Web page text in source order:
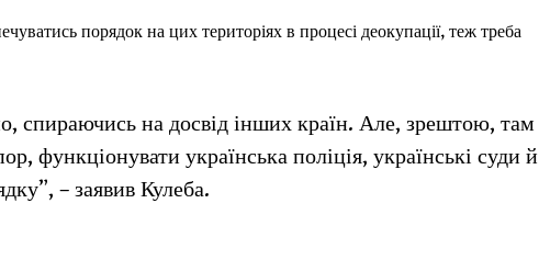
порядок на цих територіях в процесі деокупації, теж треба
спираючись на досвід інших країн. Але, зрештою, там
функціонувати українська поліція, українські суди й
– заявив Кулеба.